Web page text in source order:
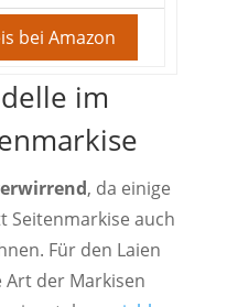
bei Amazon
im
, da einige
Seitenmarkise auch
Für den Laien
Art der Markisen